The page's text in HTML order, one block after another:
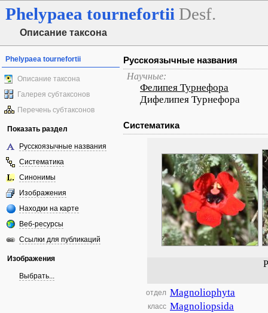
Phelypaea tournefortii Desf.
Описание таксона
Phelypaea tournefortii
Описание таксона
Галерея субтаксонов
Перечень субтаксонов
Показать раздел
Русскоязычные названия
Систематика
Синонимы
Изображения
Находки на карте
Веб-ресурсы
Ссылки для публикаций
Изображения
Выбрать...
Русскоязычные названия
Научные:
Фелипея Турнефора
Дифелипея Турнефора
Систематика
отдел Magnoliophyta
класс Magnoliopsida